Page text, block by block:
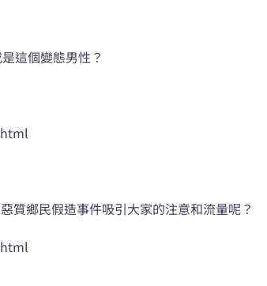
這個變態男性？
質鄉民假造事件吸引大家的注意和流量呢？